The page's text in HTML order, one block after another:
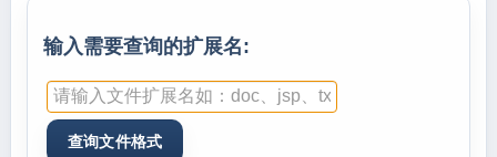
输入需要查询的扩展名: